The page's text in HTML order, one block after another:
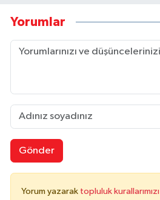
Yorumlar
Gönder
Yorum yazarak topluluk kurallarımızı